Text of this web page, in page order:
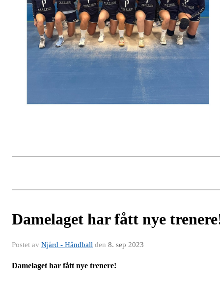
Damelaget har fått nye
Postet av Njård - Håndball den 8. sep 2023
Damelaget har fått nye trenere!